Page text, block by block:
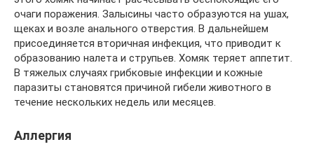
очаги поражения. Залысины часто образуются на ушах,
щеках и возле анального отверстия. В дальнейшем
присоединяется вторичная инфекция, что приводит к
образованию налета и струпьев. Хомяк теряет аппетит.
В тяжелых случаях грибковые инфекции и кожные
паразиты становятся причиной гибели животного в
течение нескольких недель или месяцев.
Аллергия